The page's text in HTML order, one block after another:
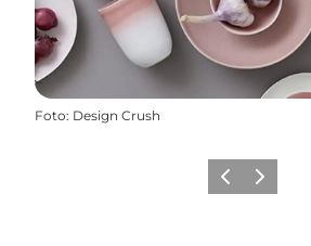
Foto: Design Crush
ForrigeNæste